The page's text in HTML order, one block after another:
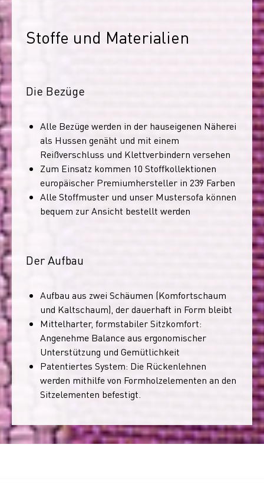
Stoffe und Materialien
Die Bezüge
Alle Bezüge werden in der hauseigenen Näherei
als Hussen genäht und mit einem
Reißverschluss und Klettverbindern versehen
Zum Einsatz kommen 10 Stoffkollektionen
europäischer Premiumhersteller in 239 Farben
Alle Stoffmuster und unser Mustersofa können
bequem zur Ansicht bestellt werden
Der Aufbau
Aufbau aus zwei Schäumen (Komfortschaum
und Kaltschaum), der dauerhaft in Form bleibt
Mittelharter, formstabiler Sitzkomfort:
Angenehme Balance aus ergonomischer
Unterstützung und Gemütlichkeit
Patentiertes System: Die Rückenlehnen
werden mithilfe von Formholzelementen an den
Sitzelementen befestigt.